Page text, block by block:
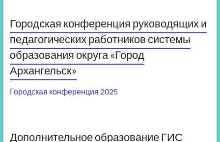
Городская конференция руководящих и
педагогических работников системы
образования округа «Город
Архангельск»
Городская конференция 2025
Дополнительное образование ГИС